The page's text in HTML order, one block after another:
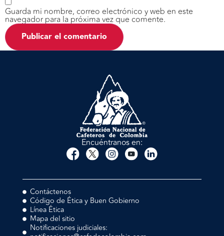
Guarda mi nombre, correo electrónico y web en este
navegador para la próxima vez que comente.
Encuéntranos en:
Contáctenos
Código de Ética y Buen Gobierno
Línea Ética
Mapa del sitio
Notificaciones judiciales: